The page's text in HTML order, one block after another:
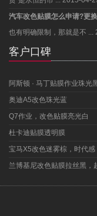
汽车改色贴膜怎么申请?更
也有明确限制，那就是不 ...
客户口碑
阿斯顿 · 马丁贴膜作业珠光
奥迪A5改色珠光蓝
Q7作业，改色贴膜亮光白
杜卡迪贴膜透明膜
宝马X5改色迷雾棕，时代感
兰博基尼改色贴膜拉丝黑，